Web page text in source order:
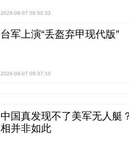
2026-08-07 09:50:33
台军上演“丢盔弃甲现代版”
2026-08-07 09:37:10
中国真发现不了美军无人艇
相并非如此